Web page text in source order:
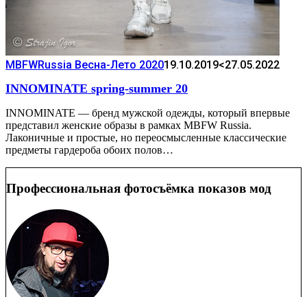
MBFWRussia Весна-Лето 202019.10.2019<27.05.2022
INNOMINATE spring-summer 20
INNOMINATE — бренд мужской одежды, который впервые
представил женские образы в рамках MBFW Russia.
Лаконичные и простые, но переосмысленные классические
предметы гардероба обоих полов…
Профессиональная фотосъёмка показов мод